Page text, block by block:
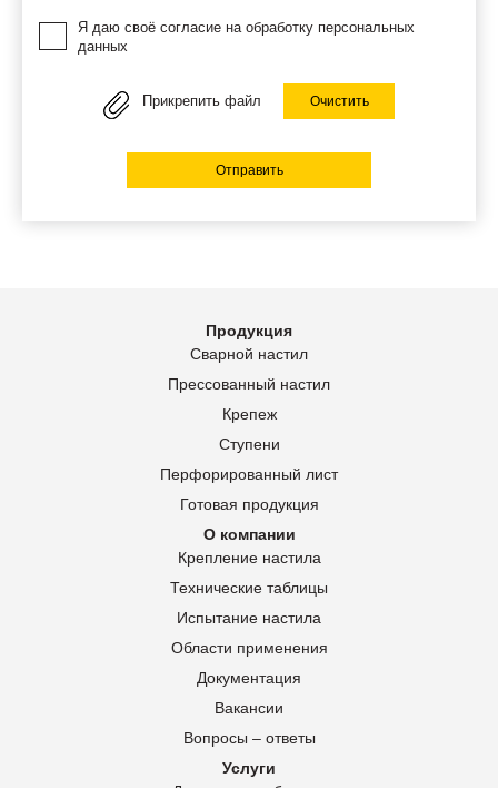
Я даю своё согласие на обработку персональных
данных
Прикрепить файл Очистить
Отправить
Продукция
Сварной настил
Прессованный настил
Крепеж
Ступени
Перфорированный лист
Готовая продукция
О компании
Крепление настила
Технические таблицы
Испытание настила
Области применения
Документация
Вакансии
Вопросы – ответы
Услуги